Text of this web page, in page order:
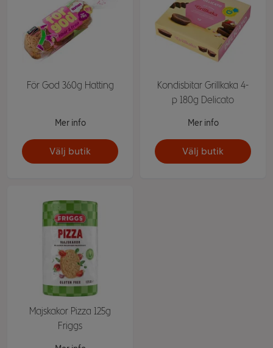
För God 360g Hatting
Mer info
Välj butik
Kondisbitar Grillkaka 4-
p 180g Delicato
Mer info
Välj butik
Majskakor Pizza 125g
Friggs